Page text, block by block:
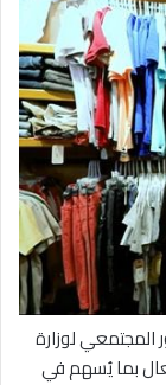
المجتمعي لوزارة
بما يُسهم في